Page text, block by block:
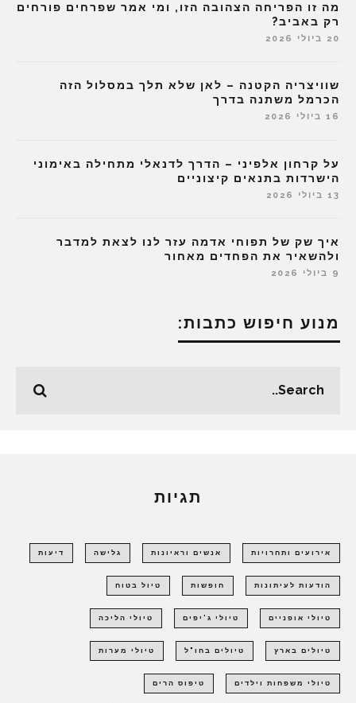
מה זו הפריחה הצהובה הזו, ומי אמר שפרחים פורחים
רק באביב?
20 ביולי 2026
שוויצריה הקטנה – לאן שלא תלך במסלול הזה
הכרמל משתנה בדרך
16 ביולי 2026
על קרחון אלפיני – הדרך לדנאלי מתחילה באימוני
הישרדות בתנאים קיצוניים
13 ביולי 2026
איך שק של תפוחי אדמה עזר לנו לצאת למדבר
ולהשאיר את הפחדים מאחור
9 ביולי 2026
מנוע חיפוש כתבות:
תגיות
אירועים ותחרויות אנשים וראיונות גלישה דיעות
הודעות לעיתונות חופשות טיול בטוח
טיולי אופניים טיולי ג'יפים טיולי הליכה
טיולים בארץ טיולים בחו"ל טיולי מערות
טיולי משפחות וילדים טיפוס הרים